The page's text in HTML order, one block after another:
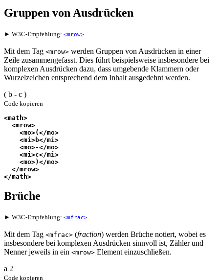
Gruppen von Ausdrücken
► W3C-Empfehlung: <mrow>
Mit dem Tag <mrow> werden Gruppen von Ausdrücken in einer
Zeile zusammengefasst. Dies führt beispielsweise insbesondere bei
komplexen Ausdrücken dazu, dass umgebende Klammern oder
Wurzelzeichen entsprechend dem Inhalt ausgedehnt werden.
( b - c )
Code kopieren
<math>
  <mrow>
    <mo>(</mo>
    <mi>b</mi>
    <mo>-</mo>
    <mi>c</mi>
    <mo>)</mo>
  </mrow>
</math>
Brüche
► W3C-Empfehlung: <mfrac>
Mit dem Tag <mfrac> (fraction) werden Brüche notiert, wobei es
insbesondere bei komplexen Ausdrücken sinnvoll ist, Zähler und
Nenner jeweils in ein <mrow> Element einzuschließen.
a 2
Code kopieren